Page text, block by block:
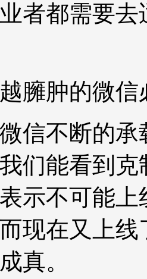
者都需要
臃肿的微
信不断的
们能看到
示不可能
现在又上线
真。